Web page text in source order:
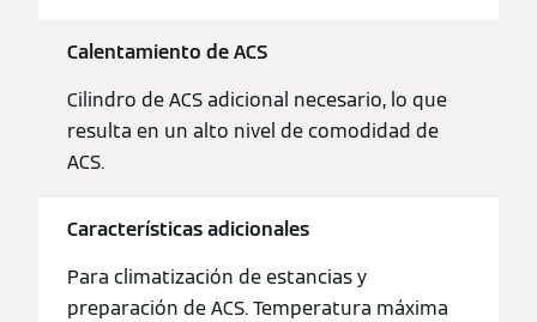
Calentamiento de ACS
Cilindro de ACS adicional necesario, lo que
resulta en un alto nivel de comodidad de
ACS.
Características adicionales
Para climatización de estancias y
preparación de ACS. Temperatura máxima